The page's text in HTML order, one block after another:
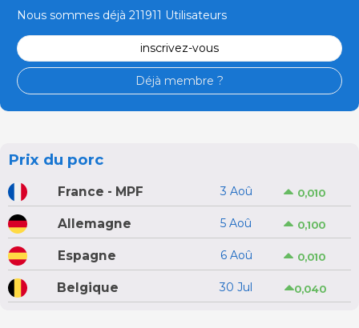
Nous sommes déjà 211911 Utilisateurs
inscrivez-vous
Déjà membre ?
Prix du porc
France - MPF 3 Aoû 0,010
Allemagne 5 Aoû 0,100
Espagne 6 Aoû 0,010
Belgique 30 Jul 0,040